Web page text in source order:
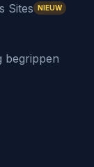
Sites
NIEUW
begrippen